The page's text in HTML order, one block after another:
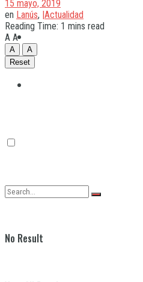
No Result
15 mayo, 2019
en Lanús, |Actualidad
Reading Time: 1 mins read
A A
A
A
Reset